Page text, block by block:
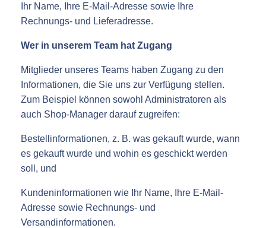
Ihr Name, Ihre E-Mail-Adresse sowie Ihre
Rechnungs- und Lieferadresse.
Wer in unserem Team hat Zugang
Mitglieder unseres Teams haben Zugang zu den
Informationen, die Sie uns zur Verfügung stellen.
Zum Beispiel können sowohl Administratoren als
auch Shop-Manager darauf zugreifen:
Bestellinformationen, z. B. was gekauft wurde, wann
es gekauft wurde und wohin es geschickt werden
soll, und
Kundeninformationen wie Ihr Name, Ihre E-Mail-
Adresse sowie Rechnungs- und
Versandinformationen.